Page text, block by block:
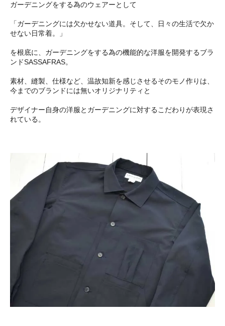
ガーデニングをする為のウェアーとして
「ガーデニングには欠かせない道具。そして、日々の生活で欠か
せない日常着。」
を根底に、ガーデニングをする為の機能的な洋服を開発するブラ
ンドSASSAFRAS。
素材、縫製、仕様など、温故知新を感じさせるそのモノ作りは、
今までのブランドには無いオリジナリティと
デザイナー自身の洋服とガーデニングに対するこだわりが表現さ
れている。